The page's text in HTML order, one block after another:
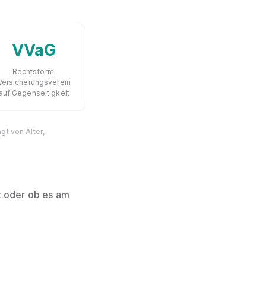
VVaG
Rechtsform:
Gegenseitigkeit
von Alter,
oder ob es am